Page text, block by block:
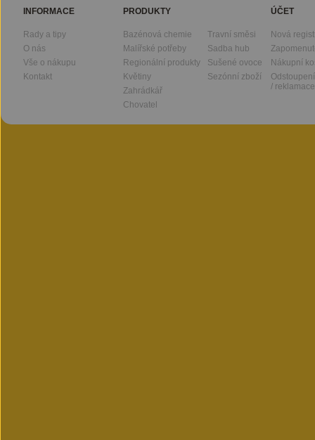
INFORMACE PRODUKTY ÚČET
Rady a tipy
O nás
Vše o nákupu
Kontakt
Bazénová chemie
Malířské potřeby
Regionální produkty
Květiny
Zahrádkář
Chovatel
Travní směsi
Sadba hub
Sušené ovoce
Sezónní zboží
Nová
Nákupní
/ reklamace